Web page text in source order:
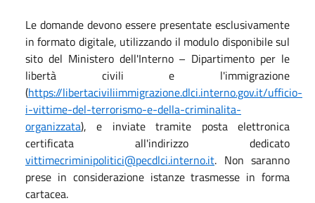
Le domande devono essere presentate esclusivamente
in formato digitale, utilizzando il modulo disponibile sul
sito del Ministero dell'Interno – Dipartimento per le
libertà civili e l'immigrazione
(https://libertaciviliimmigrazione.dlci.interno.gov.it/ufficio-
i-vittime-del-terrorismo-e-della-criminalita-
organizzata), e inviate tramite posta elettronica
certificata all'indirizzo dedicato
vittimecriminipolitici@pecdlci.interno.it. Non saranno
prese in considerazione istanze trasmesse in forma
cartacea.